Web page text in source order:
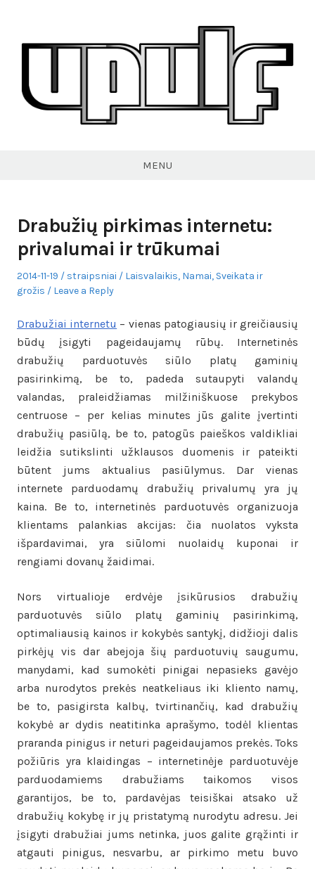
content
MENU
Drabužių pirkimas internetu:
privalumai ir trūkumai
Posted
on
2014-11-19 Author
straipsniai
Posted
Laisvalaikis, Namai, Sveikata ir
grožis
Leave a Reply
Drabužiai internetu – vienas patogiausių ir greičiausių
būdų įsigyti pageidaujamų rūbų. Internetinės
drabužių parduotuvės siūlo platų gaminių
pasirinkimą, be to, padeda sutaupyti valandų
valandas, praleidžiamas milžiniškuose prekybos
centruose – per kelias minutes jūs galite įvertinti
drabužių pasiūlą, be to, patogūs paieškos valdikliai
leidžia sutikslinti užklausos duomenis ir pateikti
būtent jums aktualius pasiūlymus. Dar vienas
internete parduodamų drabužių privalumų yra jų
kaina. Be to, internetinės parduotuvės organizuoja
klientams palankias akcijas: čia nuolatos vyksta
išpardavimai, yra siūlomi nuolaidų kuponai ir
rengiami dovanų žaidimai.
Nors virtualioje erdvėje įsikūrusios drabužių
parduotuvės siūlo platų gaminių pasirinkimą,
optimaliausią kainos ir kokybės santykį, didžioji dalis
pirkėjų vis dar abejoja šių parduotuvių saugumu,
manydami, kad sumokėti pinigai nepasieks gavėjo
arba nurodytos prekės neatkeliaus iki kliento namų,
be to, pasigirsta kalbų, tvirtinančių, kad drabužių
kokybė ar dydis neatitinka aprašymo, todėl klientas
praranda pinigus ir neturi pageidaujamos prekės. Toks
požiūris yra klaidingas – internetinėje parduotuvėje
parduodamiems drabužiams taikomos visos
garantijos, be to, pardavėjas teisiškai atsako už
drabužių kokybę ir jų pristatymą nurodytu adresu. Jei
įsigyti drabužiai jums netinka, juos galite grąžinti ir
atgauti pinigus, nesvarbu, ar pirkimo metu buvo